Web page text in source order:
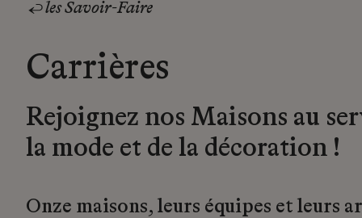
les Savoir-Faire
Carrières
Rejoignez nos Maisons au
la mode et de la décoration !
Onze maisons, leurs équipes et leurs